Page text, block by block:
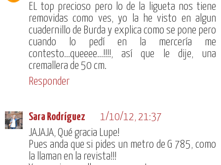
EL top precioso pero lo de la ligueta nos tiene
removidas como ves, yo la he visto en algun
cuadernillo de Burda y explica como se pone pero
cuando lo pedí en la mercería me
contesto...queeee...!!!!, así que le dije, una
cremallera de 50 cm.
Responder
Sara Rodríguez
1/10/12, 21:37
JAJAJA, Qué gracia Lupe!
Pues anda que si pides un metro de G 785, como
la llaman en la revista!!!